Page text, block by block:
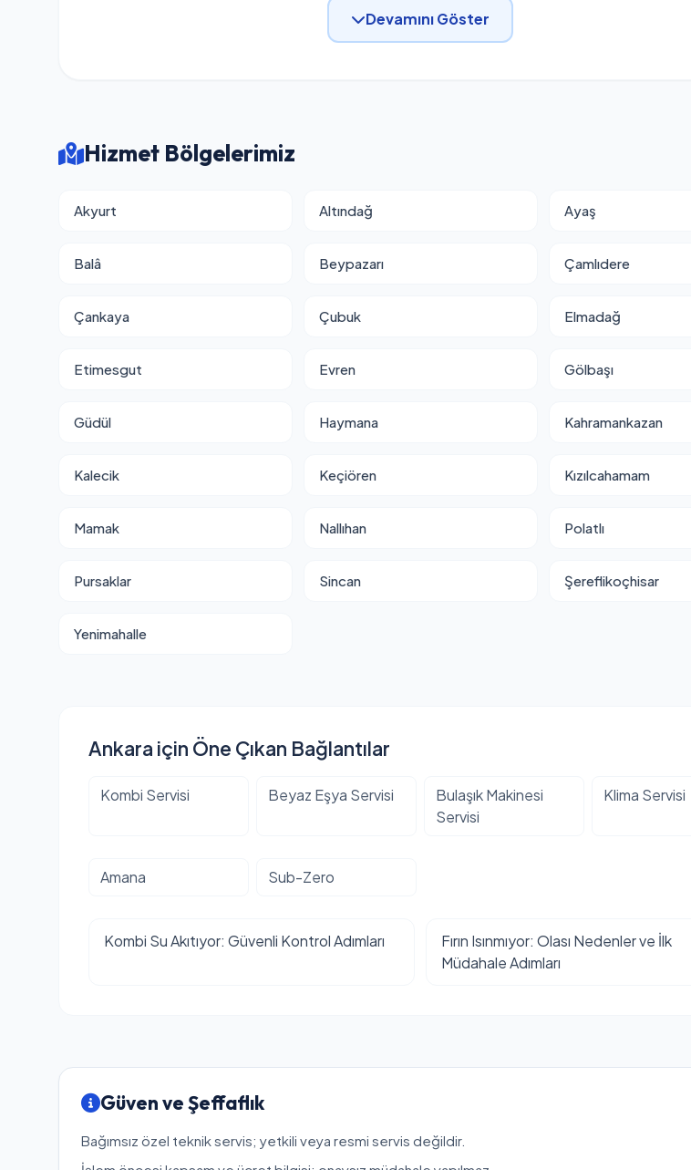
Devamını Göster
Hizmet Bölgelerimiz
Akyurt Altındağ Ayaş
Balâ Beypazarı Çamlıdere
Çankaya Çubuk Elmadağ
Etimesgut Evren Gölbaşı
Güdül Haymana Kahramankazan
Kalecik Keçiören Kızılcahamam
Mamak Nallıhan Polatlı
Pursaklar Sincan Şereflikoçhisar
Yenimahalle
Ankara için Öne Çıkan Bağlantılar
Kombi Servisi Beyaz Eşya Servisi
Bulaşık Makinesi
Servisi
Klima Servisi
Amana Sub-Zero
Kombi Su Akıtıyor: Güvenli Kontrol Adımları
Fırın Isınmıyor: Olası Nedenler ve İlk
Müdahale Adımları
Güven ve Şeffaflık
Bağımsız özel teknik servis; yetkili veya resmi servis değildir.